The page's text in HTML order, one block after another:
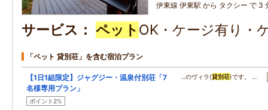
伊東線 伊東駅 から タクシー で 3
サービス ペット OK・ケージ有り・
「ペット 貸別荘」を含む宿泊プラン
【1日1組限定】ジャグジー・温泉付別荘「7
名様専用プラン」
ポイント2%
…のヴィラ(貸別荘)です。 …